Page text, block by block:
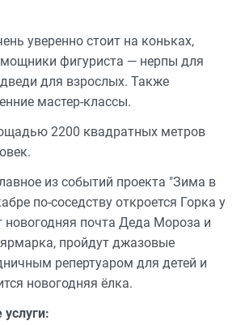
уверенно стоит на коньках,
фигуриста — нерпы для
для взрослых. Также
мастер-классы.
2200 квадратных метров
из событий проекта "Зима в
по-соседству откроется Горка у
новогодняя почта Деда Мороза и
пройдут джазовые
репертуаром для детей и
новогодняя ёлка.